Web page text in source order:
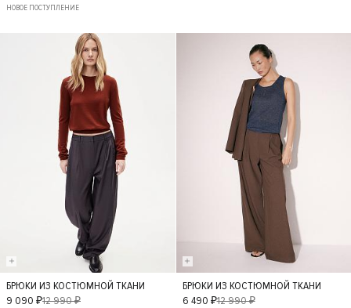
НОВОЕ ПОСТУПЛЕНИЕ
XS M
БРЮКИ ИЗ КОСТЮМНОЙ ТКАНИ
9 090 ₽12 990 ₽ XS S
БРЮКИ ИЗ КОСТЮМНОЙ ТКАНИ
6 490 ₽12 990 ₽